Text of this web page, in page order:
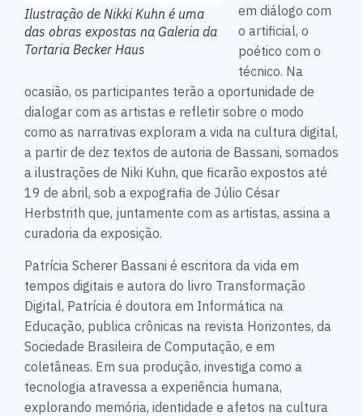
Ilustração de Nikki Kuhn é uma
das obras expostas na Galeria da
Tortaria Becker Haus
em diálogo com
o artificial, o
poético com o
técnico. Na
ocasião, os participantes terão a oportunidade de
dialogar com as artistas e refletir sobre o modo
como as narrativas exploram a vida na cultura digital,
a partir de dez textos de autoria de Bassani, somados
a ilustrações de Niki Kuhn, que ficarão expostos até
19 de abril, sob a expografia de Júlio César
Herbstrith que, juntamente com as artistas, assina a
curadoria da exposição.
Patrícia Scherer Bassani é escritora da vida em
tempos digitais e autora do livro Transformação
Digital, Patrícia é doutora em Informática na
Educação, publica crônicas na revista Horizontes, da
Sociedade Brasileira de Computação, e em
coletâneas. Em sua produção, investiga como a
tecnologia atravessa a experiência humana,
explorando memória, identidade e afetos na cultura